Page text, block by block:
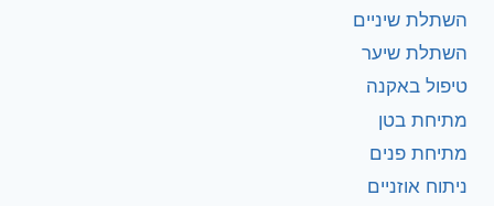
השתלת שיניים
השתלת שיער
טיפול באקנה
מתיחת בטן
מתיחת פנים
ניתוח אוזניים